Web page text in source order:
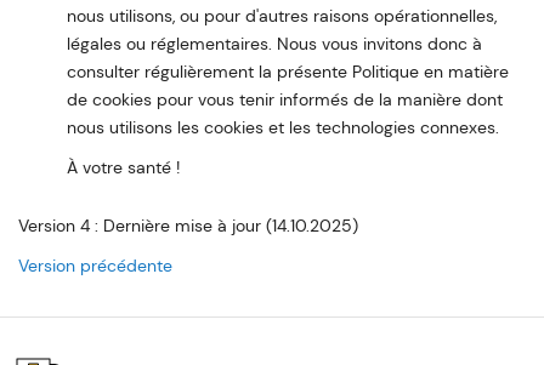
nous utilisons, ou pour d'autres raisons opérationnelles,
légales ou réglementaires. Nous vous invitons donc à
consulter régulièrement la présente Politique en matière
de cookies pour vous tenir informés de la manière dont
nous utilisons les cookies et les technologies connexes.
À votre santé !
Version 4 : Dernière mise à jour (14.10.2025)
Version précédente